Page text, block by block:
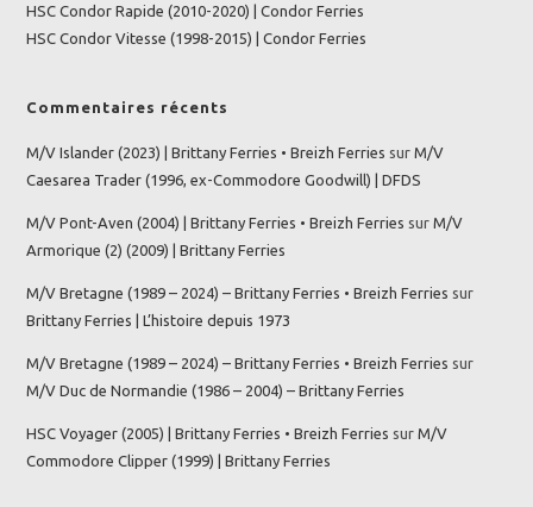
HSC Condor Rapide (2010-2020) | Condor Ferries
HSC Condor Vitesse (1998-2015) | Condor Ferries
Commentaires récents
M/V Islander (2023) | Brittany Ferries • Breizh Ferries surM/V
Caesarea Trader (1996, ex-Commodore Goodwill) | DFDS
M/V Pont-Aven (2004) | Brittany Ferries • Breizh Ferries surM/V
Armorique (2) (2009) | Brittany Ferries
M/V Bretagne (1989 – 2024) – Brittany Ferries • Breizh Ferries sur
Brittany Ferries | L’histoire depuis 1973
M/V Bretagne (1989 – 2024) – Brittany Ferries • Breizh Ferries sur
M/V Duc de Normandie (1986 – 2004) – Brittany Ferries
HSC Voyager (2005) | Brittany Ferries • Breizh Ferries surM/V
Commodore Clipper (1999) | Brittany Ferries